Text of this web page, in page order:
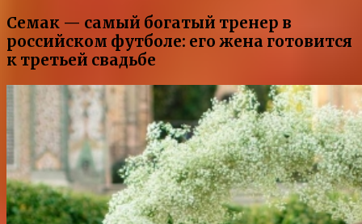
Семак — самый богатый тренер в
российском футболе: его жена готовится
к третьей свадьбе